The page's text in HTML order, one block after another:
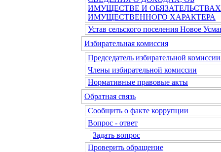
ИМУЩЕСТВЕ И ОБЯЗАТЕЛЬСТВАХ
ИМУЩЕСТВЕННОГО ХАРАКТЕРА
Устав сельского поселения Новое
Избирательная комиссия
Председатель избирательной комиссии
Члены избирательной комиссии
Нормативные правовые акты
Обратная связь
Сообщить о факте коррупции
Вопрос - ответ
Задать вопрос
Проверить обращение